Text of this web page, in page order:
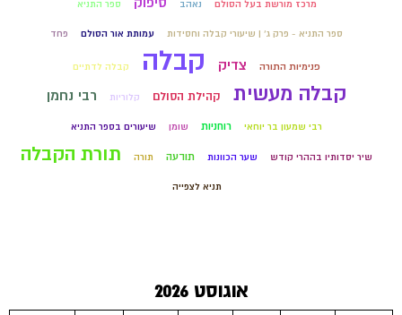
מרכז מורשת בעל הסולם נאהב ספר התניא
ספר התניא - פרק ג' | שיעורי קבלה וחסידות עמותת אור הסולם פחד
פנימיות התורה צדיק קבלה קבלה לדתיים
קבלה מעשית קהילת הסולם קלוריות רבי נחמן
רבי שמעון בר יוחאי רוחניות שומן שיעורים בספר התניא
שיר יסדותיו בההרי קודש שער הכוונות תודעה תורה תורת הקבלה
תניא לצפייה
אוגוסט 2026